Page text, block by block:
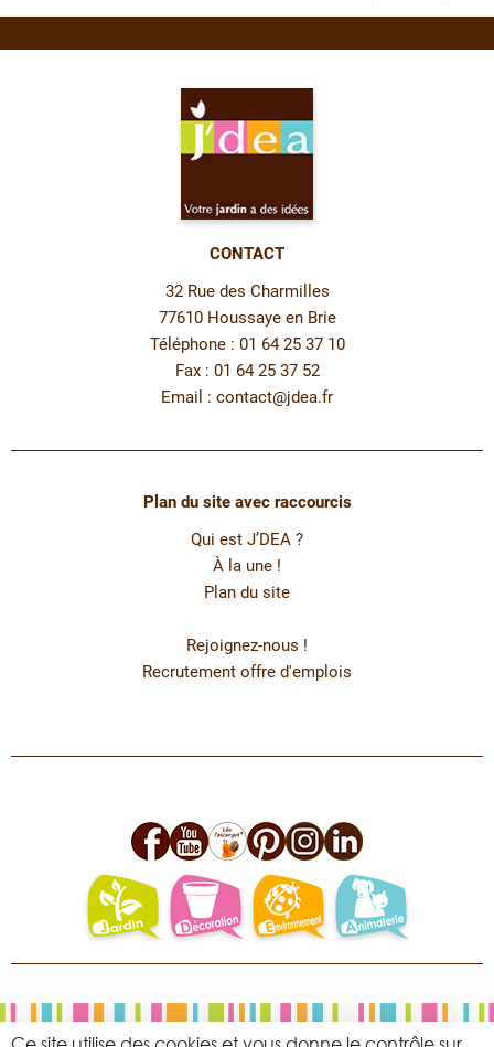
CONTACT
32 Rue des Charmilles
77610 Houssaye en Brie
Téléphone : 01 64 25 37 10
Fax : 01 64 25 37 52
Email : contact@jdea.fr
Plan du site avec raccourcis
Qui est J’DEA ?
À la une !
Plan du site
Rejoignez-nous !
Recrutement offre d'emplois
facebookyoutube
leo pinterestinstagram
linkedin
jardin deco environnementanimalerie